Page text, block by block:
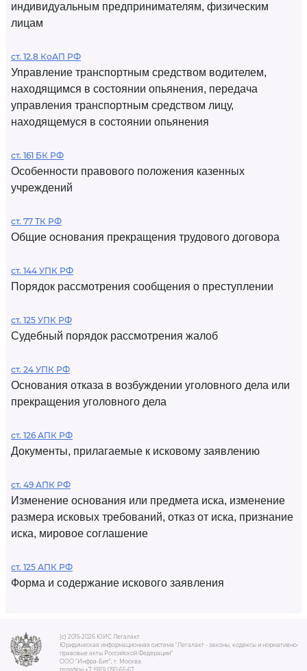
индивидуальным предпринимателям, физическим
лицам
ст. 12.8 КоАП РФ
Управление транспортным средством водителем,
находящимся в состоянии опьянения, передача
управления транспортным средством лицу,
находящемуся в состоянии опьянения
ст. 161 БК РФ
Особенности правового положения казенных
учреждений
ст. 77 ТК РФ
Общие основания прекращения трудового договора
ст. 144 УПК РФ
Порядок рассмотрения сообщения о преступлении
ст. 125 УПК РФ
Судебный порядок рассмотрения жалоб
ст. 24 УПК РФ
Основания отказа в возбуждении уголовного дела или
прекращения уголовного дела
ст. 126 АПК РФ
Документы, прилагаемые к исковому заявлению
ст. 49 АПК РФ
Изменение основания или предмета иска, изменение
размера исковых требований, отказ от иска, признание
иска, мировое соглашение
ст. 125 АПК РФ
Форма и содержание искового заявления
(c) 2015-2026 ЮИС Легалакт
Юридическая информационная система "Легалакт - законы, кодексы и нормативно-
правовые акты Российской Федерации"
ООО "Инфра-Бит", г. Москва.
телефон +7 (910) 050-65-67